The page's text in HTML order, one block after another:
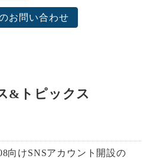
お問い合わせ
&トピックス
向けSNSアカウント開設の